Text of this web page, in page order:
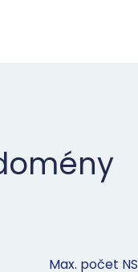
Max. počet NS